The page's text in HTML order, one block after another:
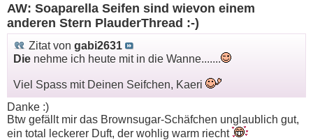
AW: Soaparella Seifen sind wievon einem
anderen Stern PlauderThread :-)
Zitat von gabi2631
Die nehme ich heute mit in die Wanne.......
Viel Spass mit Deinen Seifchen, Kaeri
Danke :)
Btw gefällt mir das Brownsugar-Schäfchen unglaublich gut,
ein total leckerer Duft, der wohlig warm riecht